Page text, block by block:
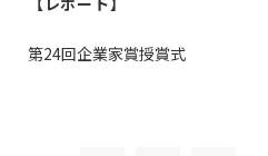
第24回企業家賞授賞式